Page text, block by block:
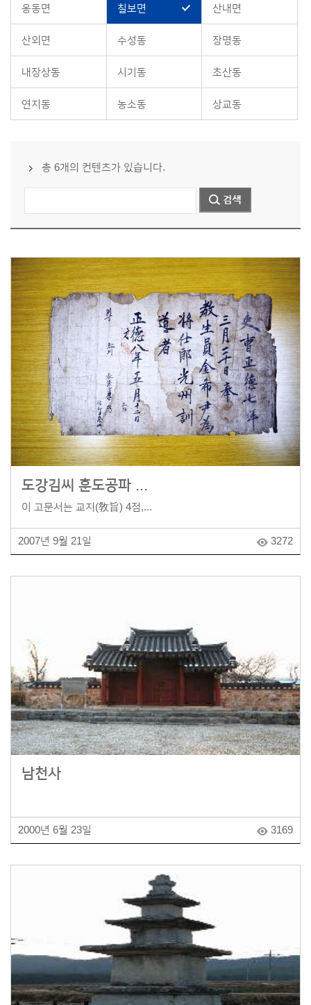
옹동면 칠보면 산내면
산외면 수성동 장명동
내장상동 시기동 초산동
연지동 농소동 상교동
총 6개의 컨텐츠가 있습니다.
도강김씨 훈도공파 ...
이 고문서는 교지(敎旨) 4점,...
2007년 9월 21일 3272
남천사
2000년 6월 23일 3169